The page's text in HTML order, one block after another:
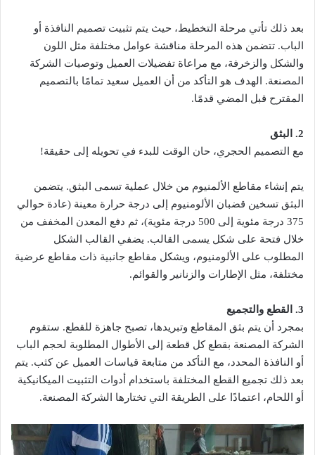
بعد ذلك تأتي مرحلة التخطيط، حيث يتم تثبيت تصميم النافذة أو
الباب. تتضمن هذه المرحلة مناقشة عوامل مختلفة مثل اللون
والشكل والزخرفة، مع مراعاة تفضيلات العميل وتوصيات الشركة
المصنعة. الهدف هو التأكد من أن العميل سعيد تمامًا بالتصميم
المقترح قبل المضي قدمًا.
2. البثق
مع التصميم الحجري، حان الوقت للبدء في تحويله إلى حقيقة!
يتم إنشاء مقاطع الألمنيوم من خلال عملية تسمى البثق. يتضمن
البثق تسخين قضبان الألومنيوم إلى درجة حرارة معينة (عادة حوالي
375 درجة مئوية إلى 500 درجة مئوية)، ثم دفع المعدن المخفف من
خلال فتحة على شكل يسمى القالب. يضفي القالب الشكل
المطلوب على الألومنيوم، ويشكل مقاطع جانبية ذات مقاطع عرضية
مختلفة، مثل الإطارات والزنانير والقوائم.
3. القطع والتجميع
بمجرد أن يتم بثق المقاطع وتبريدها، تصبح جاهزة للقطع. ستقوم
الشركة المصنعة بقطع كل قطعة إلى الأطوال المطلوبة لحجم الباب
أو النافذة المحدد، مع التأكد من متابعة قياسات العميل عن كثب. يتم
بعد ذلك تجميع القطع المختلفة باستخدام أدوات التثبيت الميكانيكية
أو اللحام، اعتمادًا على الطريقة التي تختارها الشركة المصنعة.